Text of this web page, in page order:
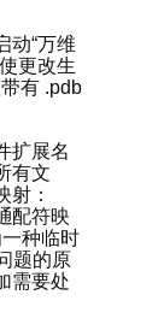
动“万维
更改生
有 .pdb
扩展名
有文
射：
配符映
种临时
题的原
需要处